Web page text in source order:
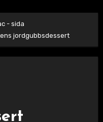
- sida
jordgubbsdessert